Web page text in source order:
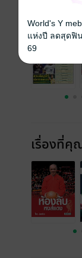
เรื่องที่คุ
World's Y
แห่งปี ลดสุดฟิ
69